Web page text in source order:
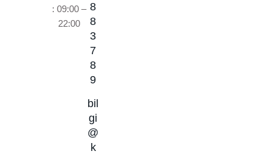
: 09:00 –
22:00
8
8
3
7
8
9
bil
gi
@
k